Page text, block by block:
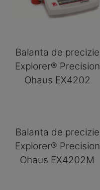
Balanta de precizie
Explorer® Precision
Ohaus EX4202
Balanta de precizie
Explorer® Precision
Ohaus EX4202M